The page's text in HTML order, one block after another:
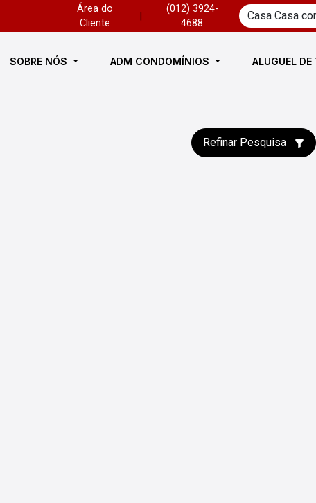
Área do
Cliente
(012) 3924-
4688
SOBRE NÓS ADM CONDOMÍNIOS ALUGUEL DE
Refinar Pesquisa